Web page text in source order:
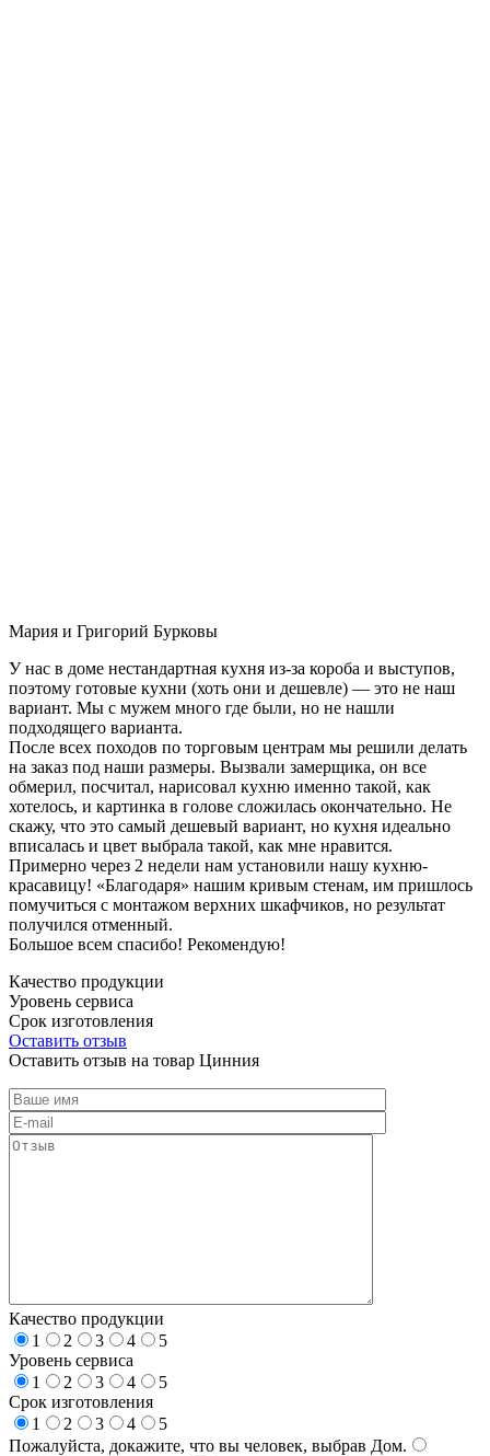
Мария и Григорий Бурковы
У нас в доме нестандартная кухня из-за короба и выступов,
поэтому готовые кухни (хоть они и дешевле) — это не наш
вариант. Мы с мужем много где были, но не нашли
подходящего варианта.
После всех походов по торговым центрам мы решили делать
на заказ под наши размеры. Вызвали замерщика, он все
обмерил, посчитал, нарисовал кухню именно такой, как
хотелось, и картинка в голове сложилась окончательно. Не
скажу, что это самый дешевый вариант, но кухня идеально
вписалась и цвет выбрала такой, как мне нравится.
Примерно через 2 недели нам установили нашу кухню-
красавицу! «Благодаря» нашим кривым стенам, им пришлось
помучиться с монтажом верхних шкафчиков, но результат
получился отменный.
Большое всем спасибо! Рекомендую!
Качество продукции
Уровень сервиса
Срок изготовления
Оставить отзыв
Оставить отзыв на товар Цинния
Качество продукции
1
2 3 4
5
Уровень сервиса
1
2 3 4
5
Срок изготовления
1
2 3 4
5
Пожалуйста, докажите, что вы человек, выбрав Дом.